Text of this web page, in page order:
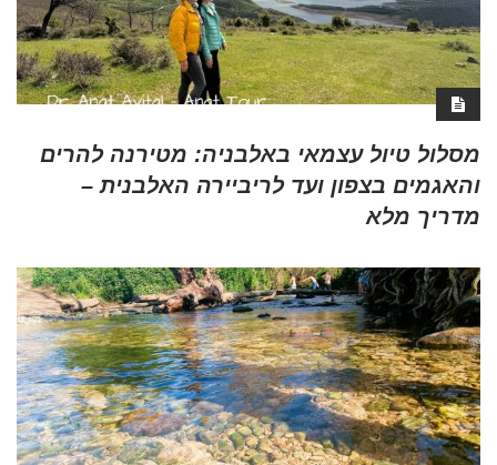
מסלול טיול עצמאי באלבניה: מטירנה להרים
והאגמים בצפון ועד לריביירה האלבנית –
מדריך מלא